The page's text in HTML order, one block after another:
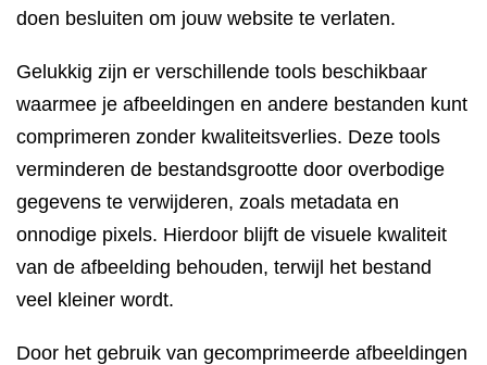
doen besluiten om jouw website te verlaten.
Gelukkig zijn er verschillende tools beschikbaar
waarmee je afbeeldingen en andere bestanden kunt
comprimeren zonder kwaliteitsverlies. Deze tools
verminderen de bestandsgrootte door overbodige
gegevens te verwijderen, zoals metadata en
onnodige pixels. Hierdoor blijft de visuele kwaliteit
van de afbeelding behouden, terwijl het bestand
veel kleiner wordt.
Door het gebruik van gecomprimeerde afbeeldingen